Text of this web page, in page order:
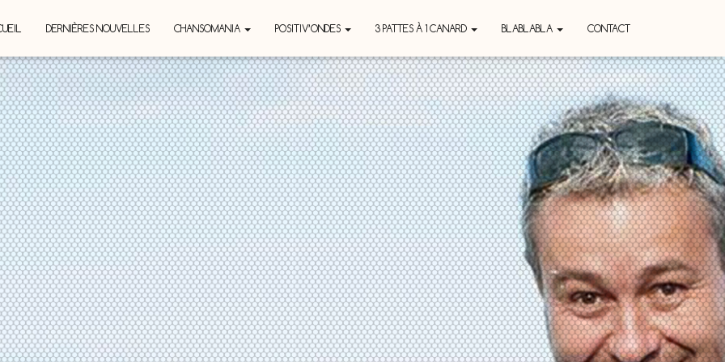
DERNIÈRES NOUVELLES CHANSOMANIA POSITIV’ONDES 3 PATTES À 1 CANARD BLABLABLA CONTACT